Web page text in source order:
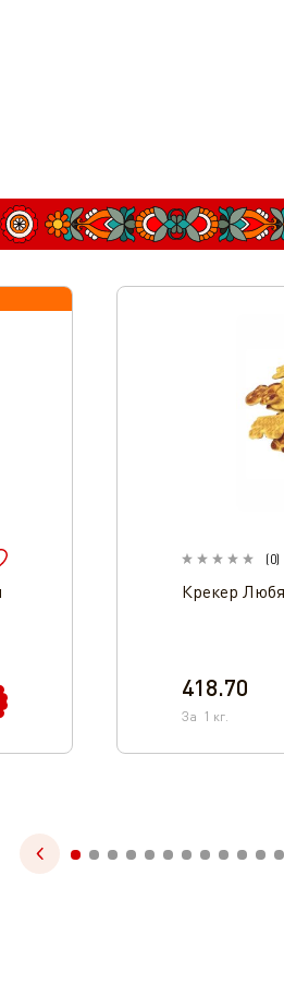
(0)
Крекер
418.70
За 1 кг.